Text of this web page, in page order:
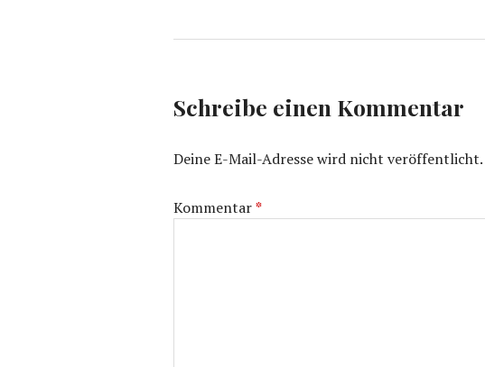
Schreibe einen Kommentar
Deine E-Mail-Adresse wird nicht veröffentlicht.
Kommentar*